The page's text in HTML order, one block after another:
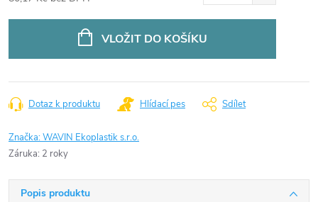
VLOŽIT DO KOŠÍKU
Dotaz k produktu Hlídací pes Sdílet
Značka:WAVIN Ekoplastik s.r.o.
Záruka: 2 roky
Popis produktu